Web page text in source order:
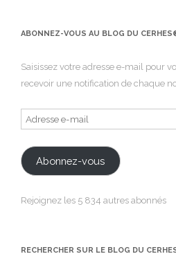
ABONNEZ-VOUS AU BLOG DU
Saisissez votre adresse e-mail pour
recevoir une notification de chaque
Adresse
e-
mail
Abonnez-vous
Rejoignez les 5 834 autres abonnés
RECHERCHER SUR LE BLOG DU